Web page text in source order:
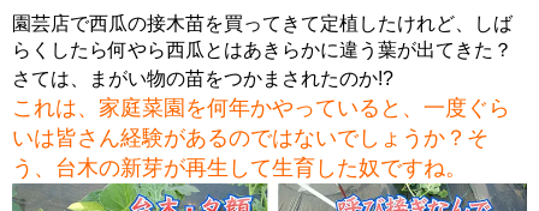
園芸店で西瓜の接木苗を買ってきて定植したけれど、しば
らくしたら何やら西瓜とはあきらかに違う葉が出てきた？
さては、まがい物の苗をつかまされたのか!?
これは、家庭菜園を何年かやっていると、一度ぐら
いは皆さん経験があるのではないでしょうか？そ
う、台木の新芽が再生して生育した奴ですね。